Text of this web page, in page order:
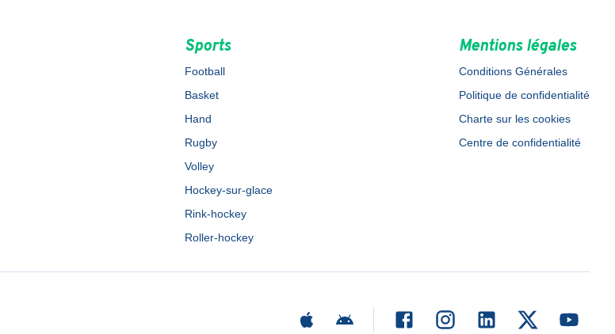
Sports
Football
Basket
Hand
Rugby
Volley
Hockey-sur-glace
Rink-hockey
Roller-hockey
Mentions légales
Conditions Générales
Politique de confidentialité
Charte sur les cookies
Centre de confidentialité